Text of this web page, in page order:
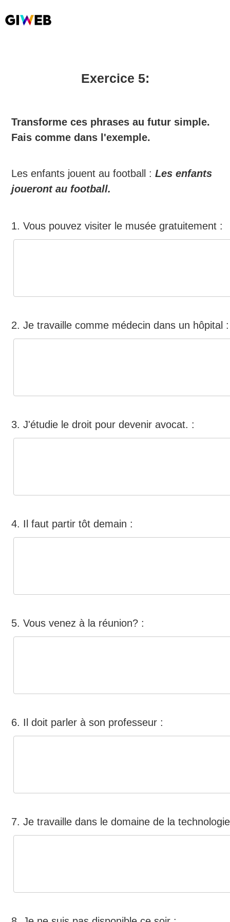
Exercice 5:
Transforme ces phrases au futur simple.
Fais comme dans l'exemple.
Les enfants jouent au football :Les enfants
joueront au football.
1. Vous pouvez visiter le musée gratuitement :
2. Je travaille comme médecin dans un hôpital :
3. J'étudie le droit pour devenir avocat. :
4. Il faut partir tôt demain :
5. Vous venez à la réunion? :
6. Il doit parler à son professeur :
7. Je travaille dans le domaine de la